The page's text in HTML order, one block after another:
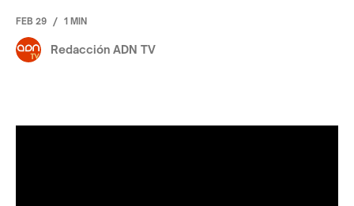
FEB 29 / 1 MIN
Redacción ADN TV